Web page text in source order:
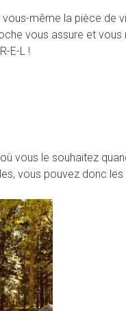
même la pièce de
vous assure et vous
E-L !
vous le souhaitez
vous pouvez donc